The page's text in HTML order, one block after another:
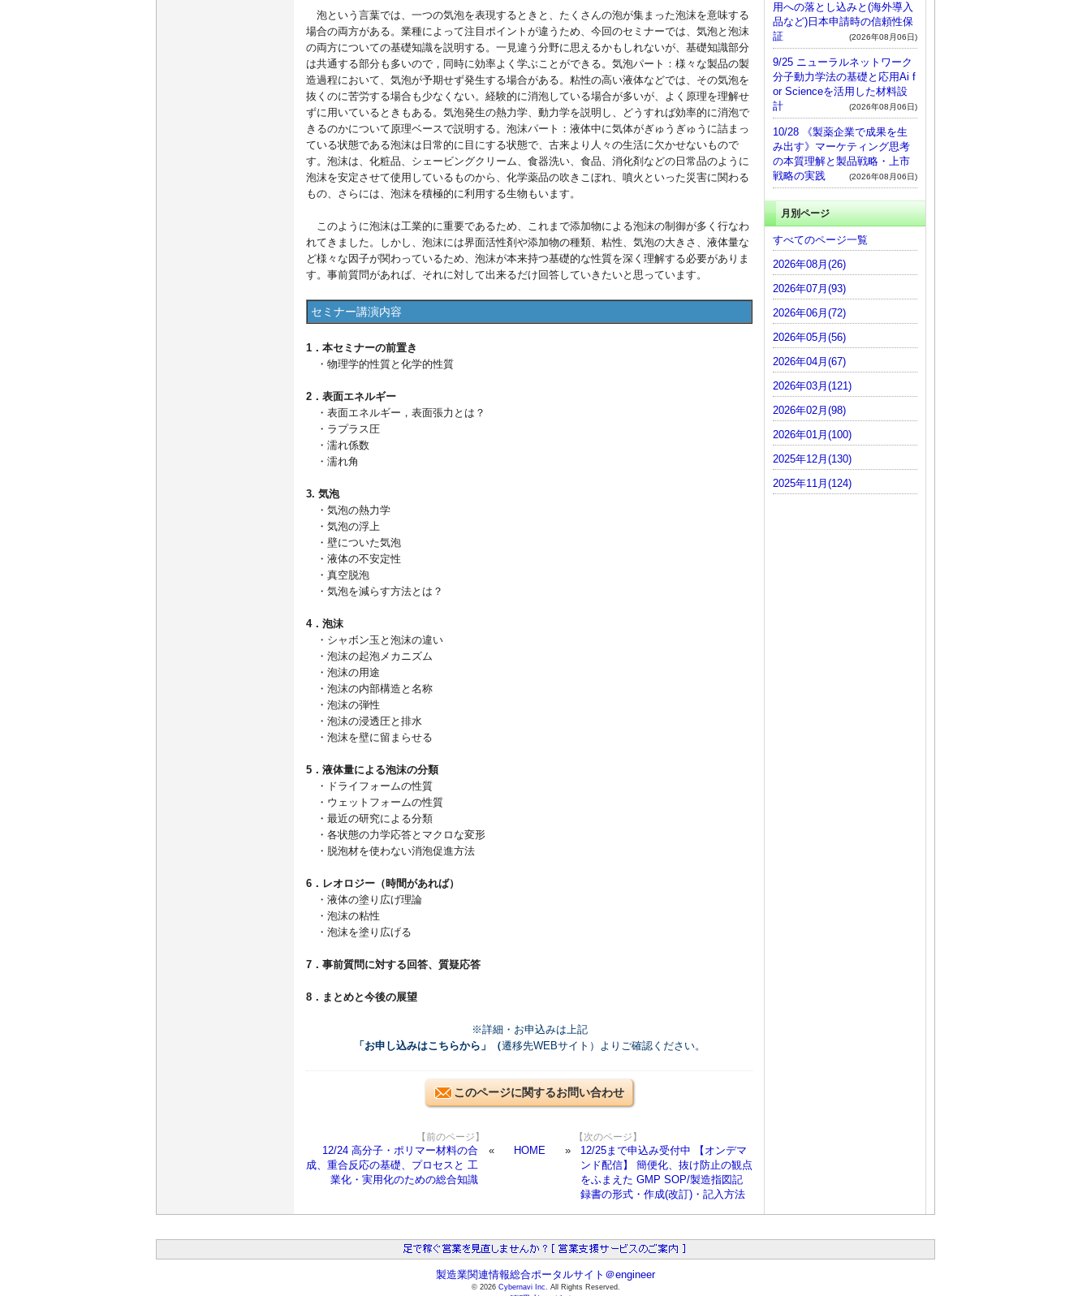
泡という言葉では、一つの気泡を表現するときと、たくさんの泡が集まった泡沫を意味する
場合の両方がある。業種によって注目ポイントが違うため、今回のセミナーでは、気泡と泡沫
の両方についての基礎知識を説明する。一見違う分野に思えるかもしれないが、基礎知識部分
は共通する部分も多いので，同時に効率よく学ぶことができる。気泡パート：様々な製品の製
造過程において、気泡が予期せず発生する場合がある。粘性の高い液体などでは、その気泡を
抜くのに苦労する場合も少なくない。経験的に消泡している場合が多いが、よく原理を理解せ
ずに用いているときもある。気泡発生の熱力学、動力学を説明し、どうすれば効率的に消泡で
きるのかについて原理ベースで説明する。泡沫パート：液体中に気体がぎゅうぎゅうに詰まっ
ている状態である泡沫は日常的に目にする状態で、古来より人々の生活に欠かせないもので
す。泡沫は、化粧品、シェービングクリーム、食器洗い、食品、消化剤などの日常品のように
泡沫を安定させて使用しているものから、化学薬品の吹きこぼれ、噴火といった災害に関わる
もの、さらには、泡沫を積極的に利用する生物もいます。
このように泡沫は工業的に重要であるため、これまで添加物による泡沫の制御が多く行なわ
れてきました。しかし、泡沫には界面活性剤や添加物の種類、粘性、気泡の大きさ、液体量な
ど様々な因子が関わっているため、泡沫が本来持つ基礎的な性質を深く理解する必要がありま
す。事前質問があれば、それに対して出来るだけ回答していきたいと思っています。
セミナー講演内容
1．本セミナーの前置き
・物理学的性質と化学的性質
2．表面エネルギー
・表面エネルギー，表面張力とは？
・ラプラス圧
・濡れ係数
・濡れ角
3. 気泡
・気泡の熱力学
・気泡の浮上
・壁についた気泡
・液体の不安定性
・真空脱泡
・気泡を減らす方法とは？
4．泡沫
・シャボン玉と泡沫の違い
・泡沫の起泡メカニズム
・泡沫の用途
・泡沫の内部構造と名称
・泡沫の弾性
・泡沫の浸透圧と排水
・泡沫を壁に留まらせる
5．液体量による泡沫の分類
・ドライフォームの性質
・ウェットフォームの性質
・最近の研究による分類
・各状態の力学応答とマクロな変形
・脱泡材を使わない消泡促進方法
6．レオロジー（時間があれば）
・液体の塗り広げ理論
・泡沫の粘性
・泡沫を塗り広げる
7．事前質問に対する回答、質疑応答
8．まとめと今後の展望
※詳細・お申込みは上記
「お申し込みはこちらから」（遷移先WEBサイト）よりご確認ください。
このページに関するお問い合わせ
【前のページ】
12/24 高分子・ポリマー材料の合
成、重合反応の基礎、プロセスと 工
業化・実用化のための総合知識
HOME
【次のページ】
12/25まで申込み受付中 【オンデマ
ンド配信】 簡便化、抜け防止の観点
をふまえた GMP SOP/製造指図記
録書の形式・作成(改訂)・記入方法
用への落とし込みと(海外導入
品など)日本申請時の信頼性保
証
(2026年08月06日)
9/25 ニューラルネットワーク
分子動力学法の基礎と応用Ai f
or Scienceを活用した材料設
計
(2026年08月06日)
10/28 《製薬企業で成果を生
み出す》マーケティング思考
の本質理解と製品戦略・上市
戦略の実践
(2026年08月06日)
月別ページ
すべてのページ一覧
2026年08月(26)
2026年07月(93)
2026年06月(72)
2026年05月(56)
2026年04月(67)
2026年03月(121)
2026年02月(98)
2026年01月(100)
2025年12月(130)
2025年11月(124)
製造業関連情報総合ポータルサイト＠engineer
© 2026 Cybernavi Inc. All Rights Reserved.